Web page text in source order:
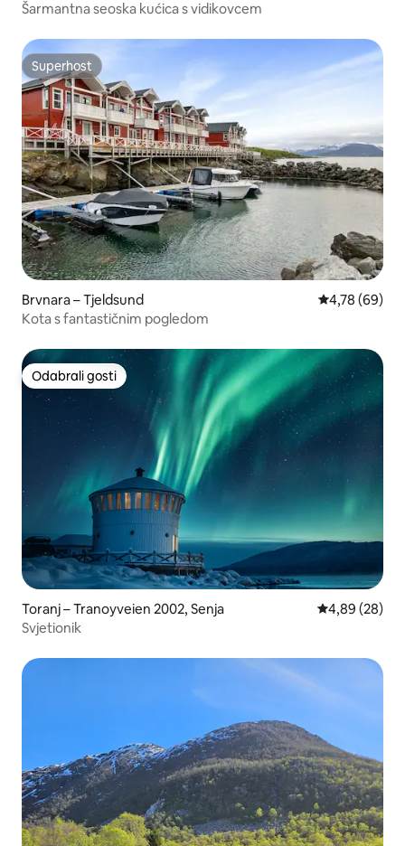
Šarmantna seoska kućica s vidikovcem
Superhost
Superhost
Brvnara – Tjeldsund Prosječna
4,78 (69)
Kota s fantastičnim pogledom
Odabrali gosti
Odabrali gosti
Toranj – Tranoyveien 2002, Senja Prosječna
4,89 (28)
Svjetionik